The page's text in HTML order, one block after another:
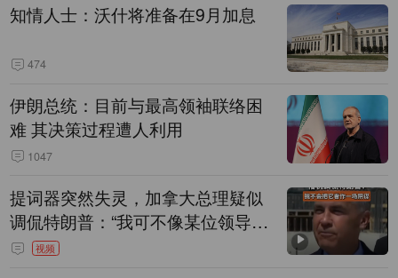
知情人士：沃什将准备在9月加息
474
伊朗总统：目前与最高领袖联络困
难 其决策过程遭人利用
1047
提词器突然失灵，加拿大总理疑似
调侃特朗普：“我可不像某位领导
人，把这当成一场阴谋”，全场哄笑
视频